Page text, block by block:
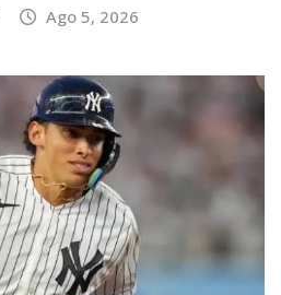
Ago 5, 2026